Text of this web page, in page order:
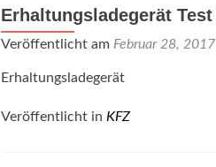
Erhaltungsladegerät Test
Veröffentlicht am Februar 28, 2017
Erhaltungsladegerät
Veröffentlicht in KFZ